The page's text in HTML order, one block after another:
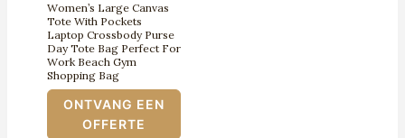
Women’s Large Canvas
Tote With Pockets
Laptop Crossbody Purse
Day Tote Bag Perfect For
Work Beach Gym
Shopping Bag
ONTVANG EEN
OFFERTE